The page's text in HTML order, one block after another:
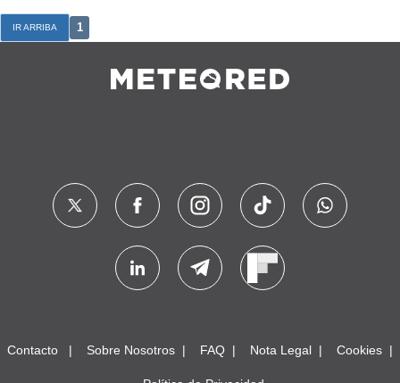
IR ARRIBA 1
Contacto Sobre Nosotros FAQ Nota Legal Cookies